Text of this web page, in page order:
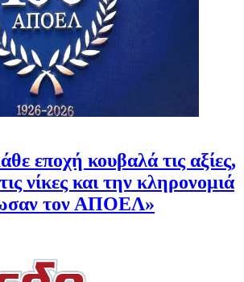
εποχή κουβαλά τις αξίες,
νίκες και την κληρονομιά
τον ΑΠΟΕΛ»